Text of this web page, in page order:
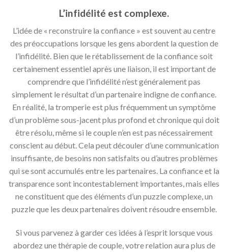
L’infidélité est complexe.
L’idée de « reconstruire la confiance » est souvent au centre
des préoccupations lorsque les gens abordent la question de
l’infidélité. Bien que le rétablissement de la confiance soit
certainement essentiel après une liaison, il est important de
comprendre que l’infidélité n’est généralement pas
simplement le résultat d’un partenaire indigne de confiance.
En réalité, la tromperie est plus fréquemment un symptôme
d’un problème sous-jacent plus profond et chronique qui doit
être résolu, même si le couple n’en est pas nécessairement
conscient au début. Cela peut découler d’une communication
insuffisante, de besoins non satisfaits ou d’autres problèmes
qui se sont accumulés entre les partenaires. La confiance et la
transparence sont incontestablement importantes, mais elles
ne constituent que des éléments d’un puzzle complexe, un
puzzle que les deux partenaires doivent résoudre ensemble.
Si vous parvenez à garder ces idées à l’esprit lorsque vous
abordez une thérapie de couple, votre relation aura plus de